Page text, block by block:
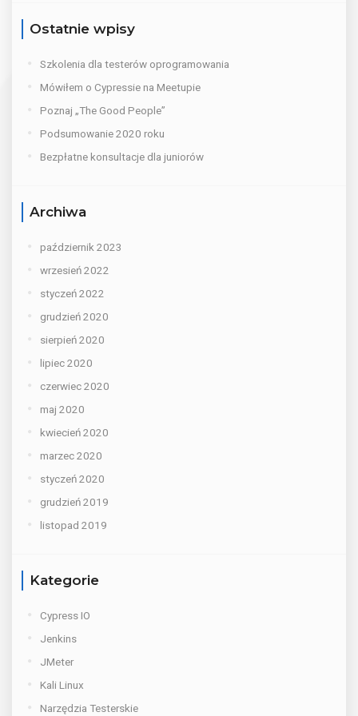
Ostatnie wpisy
Szkolenia dla testerów oprogramowania
Mówiłem o Cypressie na Meetupie
Poznaj „The Good People”
Podsumowanie 2020 roku
Bezpłatne konsultacje dla juniorów
Archiwa
październik 2023
wrzesień 2022
styczeń 2022
grudzień 2020
sierpień 2020
lipiec 2020
czerwiec 2020
maj 2020
kwiecień 2020
marzec 2020
styczeń 2020
grudzień 2019
listopad 2019
Kategorie
Cypress IO
Jenkins
JMeter
Kali Linux
Narzędzia Testerskie